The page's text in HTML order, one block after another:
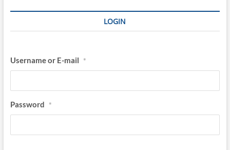
B
s
u
B
h
o
i
LOGIN
Username or E-mail *
Password *